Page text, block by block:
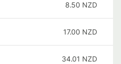
8.50 NZD
17.00 NZD
34.01 NZD